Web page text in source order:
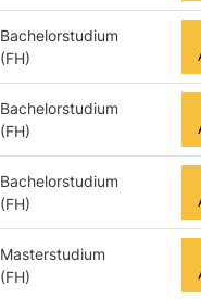
Bachelorstudium
(FH)
Bachelorstudium
(FH)
Bachelorstudium
(FH)
Masterstudium
(FH)